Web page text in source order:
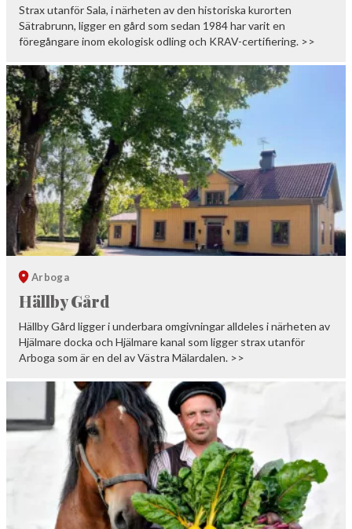
Strax utanför Sala, i närheten av den historiska kurorten
Sätrabrunn, ligger en gård som sedan 1984 har varit en
föregångare inom ekologisk odling och KRAV-certifiering. >>
Arboga
Hällby Gård
Hällby Gård ligger i underbara omgivningar alldeles i närheten av
Hjälmare docka och Hjälmare kanal som ligger strax utanför
Arboga som är en del av Västra Mälardalen. >>